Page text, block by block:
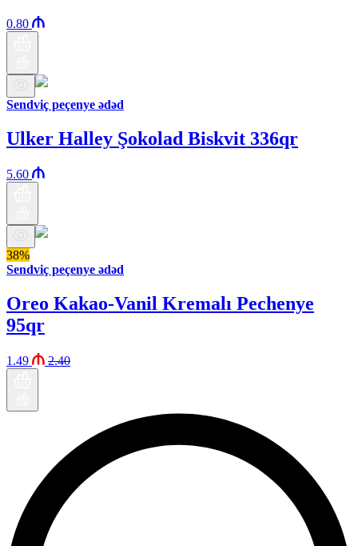
0.80
Sendviç peçenye ədəd
Ulker Halley Şokolad Biskvit 336qr
5.60
38%
Sendviç peçenye ədəd
Oreo Kakao-Vanil Kremalı Pechenye
95qr
1.49 2.40